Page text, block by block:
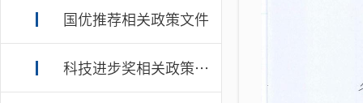
国优推荐相关政策文件
科技进步奖相关政策文件